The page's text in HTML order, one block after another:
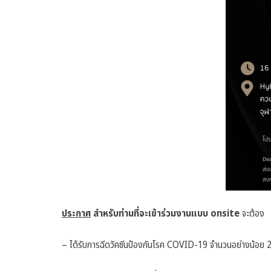
ประกาศ สำหรับท่านที่จะเข้าร่วมงานแบบ onsiteจะต้อง
– ได้รับการฉีดวัคซีนป้องกันโรค COVID-19 จำนวนอย่างน้อย